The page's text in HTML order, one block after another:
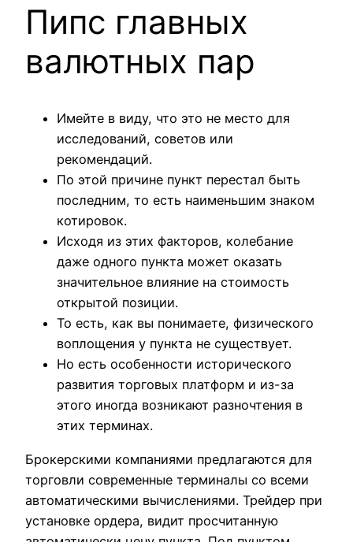
Пипс главных
валютных пар
Имейте в виду, что это не место для
исследований, советов или
рекомендаций.
По этой причине пункт перестал быть
последним, то есть наименьшим знаком
котировок.
Исходя из этих факторов, колебание
даже одного пункта может оказать
значительное влияние на стоимость
открытой позиции.
То есть, как вы понимаете, физического
воплощения у пункта не существует.
Но есть особенности исторического
развития торговых платформ и из-за
этого иногда возникают разночтения в
этих терминах.
Брокерскими компаниями предлагаются для
торговли современные терминалы со всеми
автоматическими вычислениями. Трейдер при
установке ордера, видит просчитанную